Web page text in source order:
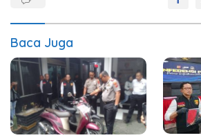
Baca Juga